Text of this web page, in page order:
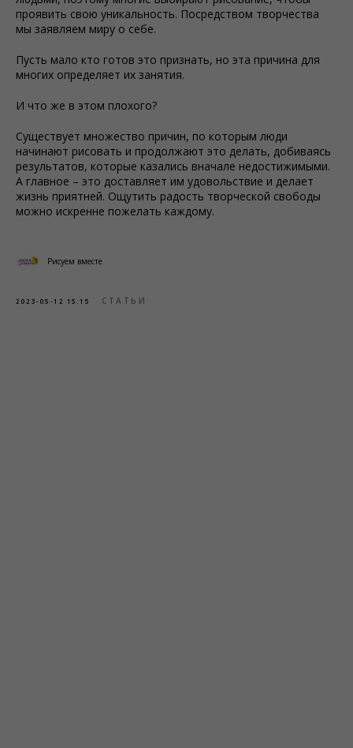
проявить свою уникальность. Посредством творчества
мы заявляем миру о себе.
Пусть мало кто готов это признать, но эта причина для
многих определяет их занятия.
И что же в этом плохого?
Существует множество причин, по которым люди
начинают рисовать и продолжают это делать, добиваясь
результатов, которые казались вначале недостижимыми.
А главное – это доставляет им удовольствие и делает
жизнь приятней. Ощутить радость творческой свободы
можно искренне пожелать каждому.
Рисуем вместе
2023-05-12 15:15 СТАТЬИ